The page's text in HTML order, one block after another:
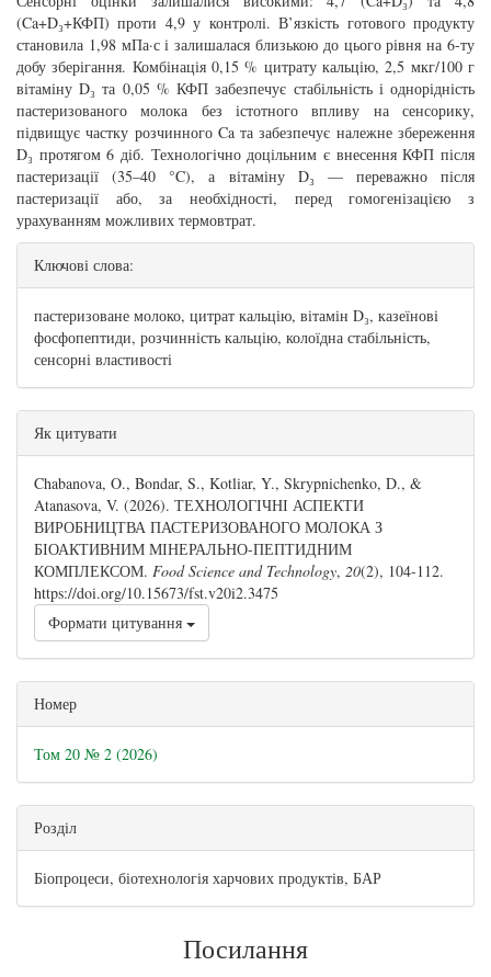
(Ca+D₃+КФП) проти 4,9 у контролі. В’язкість готового продукту
становила 1,98 мПа·с і залишалася близькою до цього рівня на 6-ту
добу зберігання. Комбінація 0,15 % цитрату кальцію, 2,5 мкг/100 г
вітаміну D₃ та 0,05 % КФП забезпечує стабільність і однорідність
пастеризованого молока без істотного впливу на сенсорику,
підвищує частку розчинного Ca та забезпечує належне збереження
D₃ протягом 6 діб. Технологічно доцільним є внесення КФП після
пастеризації (35–40 °C), а вітаміну D₃ — переважно після
пастеризації або, за необхідності, перед гомогенізацією з
урахуванням можливих термовтрат.
Ключові слова:
пастеризоване молоко, цитрат кальцію, вітамін D₃, казеїнові
фосфопептиди, розчинність кальцію, колоїдна стабільність,
сенсорні властивості
Як цитувати
Chabanova, O., Bondar, S., Kotliar, Y., Skrypnichenko, D., &
Atanasova, V. (2026). ТЕХНОЛОГІЧНІ АСПЕКТИ
ВИРОБНИЦТВА ПАСТЕРИЗОВАНОГО МОЛОКА З
БІОАКТИВНИМ МІНЕРАЛЬНО-ПЕПТИДНИМ
КОМПЛЕКСОМ. Food Science and Technology, 20(2), 104-112.
https://doi.org/10.15673/fst.v20i2.3475
Формати цитування
Номер
Том 20 № 2 (2026)
Розділ
Біопроцеси, біотехнологія харчових продуктів, БАР
Посилання